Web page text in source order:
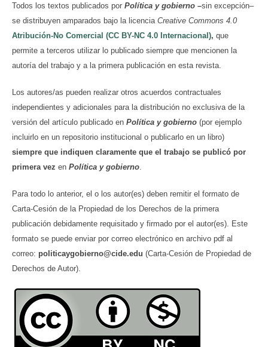
Todos los textos publicados por Política y gobierno –sin excepción–
se distribuyen amparados bajo la licencia Creative Commons 4.0
Atribución-No Comercial (CC BY-NC 4.0 Internacional), que
permite a terceros utilizar lo publicado siempre que mencionen la
autoría del trabajo y a la primera publicación en esta revista.
Los autores/as pueden realizar otros acuerdos contractuales
independientes y adicionales para la distribución no exclusiva de la
versión del artículo publicado en Política y gobierno (por ejemplo
incluirlo en un repositorio institucional o publicarlo en un libro)
siempre que indiquen claramente que el trabajo se publicó por
primera vez en Política y gobierno
Para todo lo anterior, el o los autor(es) deben remitir el formato de
Carta-Cesión de la Propiedad de los Derechos de la primera
publicación debidamente requisitado y firmado por el autor(es). Este
formato se puede enviar por correo electrónico en archivo pdf al
correo: politicaygobierno@cide.edu (Carta-Cesión de Propiedad de
Derechos de Autor).